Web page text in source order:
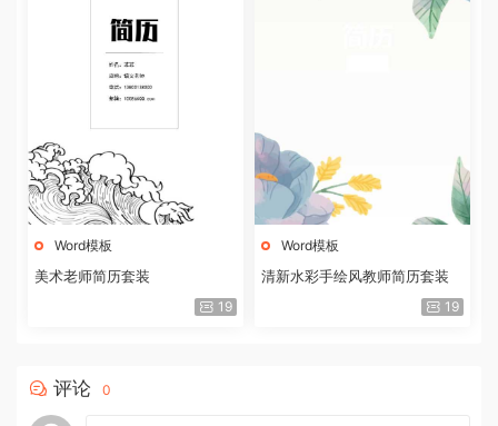
Word模板
美术老师简历套装
19
Word模板
清新水彩手绘风教师简历套装
19
评论 0